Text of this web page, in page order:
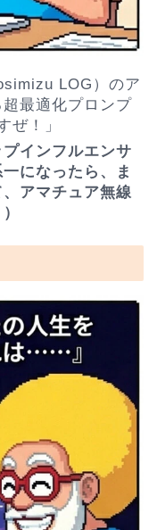
LOG）のア
最適化プロンプ
ぜ！」
インフルエンサ
になったら、ま
アマチュア無線